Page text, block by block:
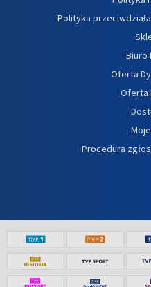
Polityka
Biuro
Oferta
Oferta
Procedura